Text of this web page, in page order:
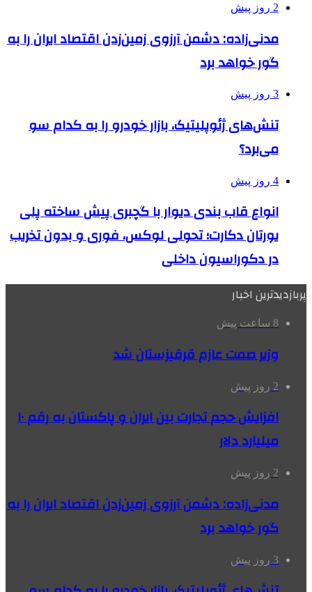
2 روز پیش
مدنی‌زاده: دشمن آرزوی زمین‌زدن اقتصاد ایران را به
گور خواهد برد
3 روز پیش
تنش‌های ژئوپلیتیک، بازار خودرو را به کدام سو
می‌برد؟
4 روز پیش
انواع قاب بندی دیوار با گچبری پیش ساخته پلی
یورتان دکارت؛ تحولی لوکس، فوری و بدون تخریب
در دکوراسیون داخلی
پربازدیدترین اخبار
8 ساعت پیش
وزیر صمت عازم قرقیزستان شد
2 روز پیش
افزایش حجم تجارت بین ایران و پاکستان به رقم ۱۰
میلیارد دلار
2 روز پیش
مدنی‌زاده: دشمن آرزوی زمین‌زدن اقتصاد ایران را به
گور خواهد برد
3 روز پیش